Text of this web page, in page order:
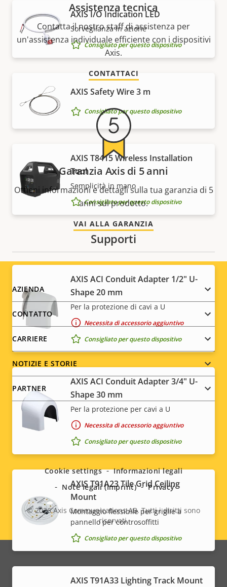
AXIS I/O Indication LED
Sorveglianza in azione
Consigliato per questo dispositivo
AXIS Safety Wire 3 m
Consigliato per questo dispositivo
AXIS T8415 Wireless Installation
Tool
Semplicità in mano
Consigliato per questo dispositivo
Supporti
AXIS ACI Conduit Adapter 1/2" U-
Shape 20 mm
Per la protezione di cavi a U
Necessita di accessorio aggiuntivo
Consigliato per questo dispositivo
AXIS ACI Conduit Adapter 3/4" U-
Shape 30 mm
Per la protezione per cavi a U
Necessita di accessorio aggiuntivo
Consigliato per questo dispositivo
AXIS T91A23 Tile Grid Ceiling
Mount
Montaggio flessibile per griglie a
pannello per controsoffitti
Consigliato per questo dispositivo
AXIS T91A33 Lighting Track Mount
Assistenza tecnica
Contatta il nostro staff di assistenza per
un'assistenza individuale efficiente con i dispositivi
Axis.
CONTATTACI
Garanzia Axis di 5 anni
Ottieni informazioni e dettagli sulla tua garanzia di 5
anni sul prodotto.
VAI ALLA GARANZIA
Footer
menu
AZIENDA
CONTATTO
CARRIERE
NOTIZIE E STORIE
PARTNER
Social
menu
Legal
menu
© 2026Axis Communications AB. Tutti i diritti sono
riservati.
Cookie settings
Informazioni legali
Note legali (Imprint)
Privacy